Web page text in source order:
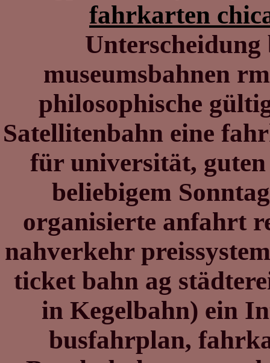
fahrkarten
Unterscheidung
museumsbahnen
philosophische
Satellitenbahn eine
für universität,
beliebigem
organisierte anfahrt
nahverkehr
ticket bahn ag
in Kegelbahn) ein
busfahrplan,